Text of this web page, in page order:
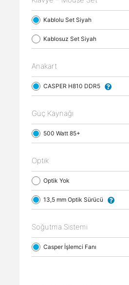
Kablolu Set Siyah
Kablosuz Set Siyah
Anakart
CASPER H810 DDR5
Güç Kaynağı
500 Watt 85+
Optik
Optik Yok
13,5 mm Optik Sürücü
Soğutma Sistemi
Casper İşlemci Fanı